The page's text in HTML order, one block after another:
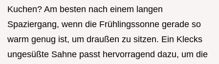
Kuchen? Am besten nach einem langen
Spaziergang, wenn die Frühlingssonne gerade so
warm genug ist, um draußen zu sitzen. Ein Klecks
ungesüßte Sahne passt hervorragend dazu, um die